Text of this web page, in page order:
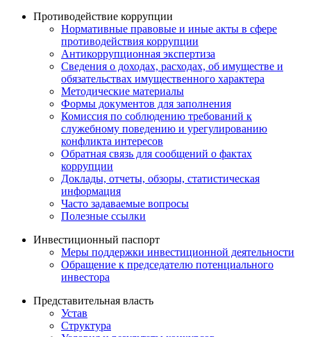
Противодействие коррупции
Нормативные правовые и иные акты в сфере
противодействия коррупции
Антикоррупционная экспертиза
Сведения о доходах, расходах, об имуществе и
обязательствах имущественного характера
Методические материалы
Формы документов для заполнения
Комиссия по соблюдению требований к
служебному поведению и урегулированию
конфликта интересов
Обратная связь для сообщений о фактах
коррупции
Доклады, отчеты, обзоры, статистическая
информация
Часто задаваемые вопросы
Полезные ссылки
Инвестиционный паспорт
Меры поддержки инвестиционной деятельности
Обращение к председателю потенциального
инвестора
Представительная власть
Устав
Структура